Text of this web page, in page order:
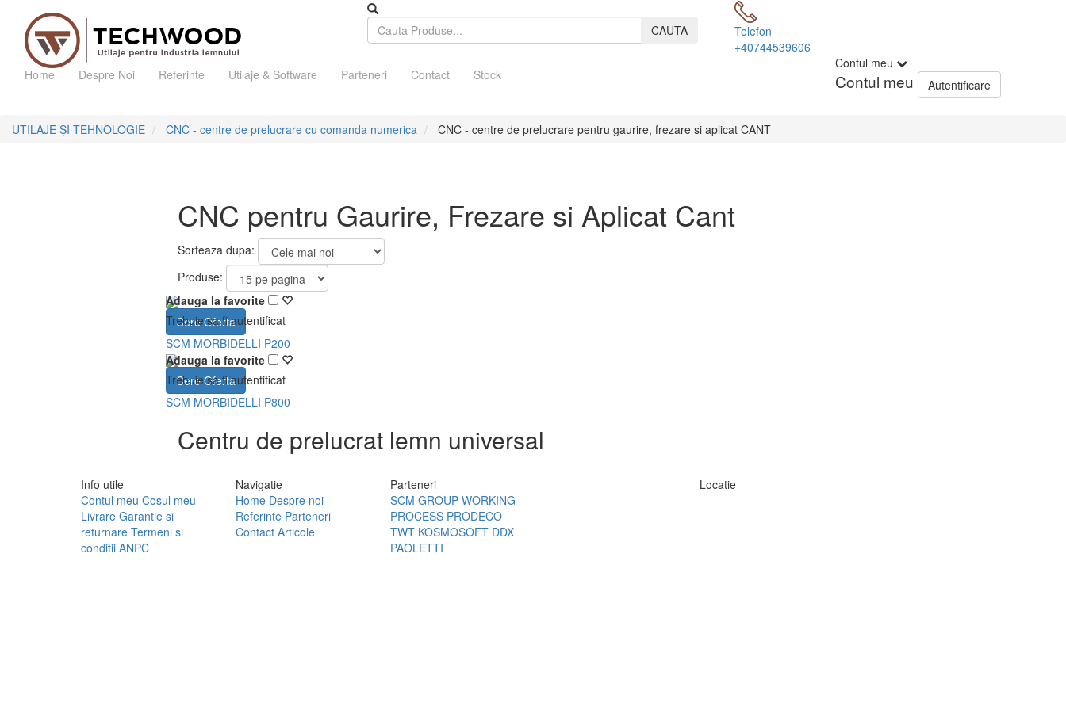
CAUTA
Telefon
+40744539606
Home
Despre Noi Referinte Utilaje & Software Parteneri Contact Stock
Contul meu
Contul meu Autentificare
UTILAJE ȘI TEHNOLOGIE CNC - centre de prelucrare cu comanda numerica CNC - centre de prelucrare pentru gaurire, frezare si aplicat CANT
CNC pentru Gaurire, Frezare si Aplicat Cant
Sorteaza dupa:
Produse:
Adauga la favorite
Trebuie sa fi autentificat
Cere Oferta
SCM MORBIDELLI P200
Adauga la favorite
Trebuie sa fi autentificat
Cere Oferta
SCM MORBIDELLI P800
Centru de prelucrat lemn universal
Info utile
Contul meu Cosul meu
Livrare Garantie si
returnare Termeni si
conditii ANPC
Navigatie
Home Despre noi
Referinte Parteneri
Contact Articole
Parteneri
SCM GROUP WORKING
PROCESS PRODECO
TWT KOSMOSOFT DDX
PAOLETTI
Locatie